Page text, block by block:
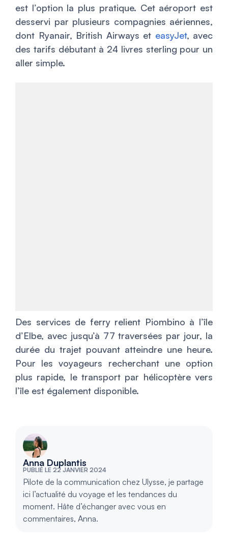
est l’option la plus pratique. Cet aéroport est
desservi par plusieurs compagnies aériennes,
dont Ryanair, British Airways et easyJet, avec
des tarifs débutant à 24 livres sterling pour un
aller simple.
Des services de ferry relient Piombino à l’île
d’Elbe, avec jusqu’à 77 traversées par jour, la
durée du trajet pouvant atteindre une heure.
Pour les voyageurs recherchant une option
plus rapide, le transport par hélicoptère vers
l’île est également disponible.
Anna Duplantis
PUBLIÉ LE 22 JANVIER 2024
Pilote de la communication chez Ulysse, je partage
ici l’actualité du voyage et les tendances du
moment. Hâte d’échanger avec vous en
commentaires, Anna.